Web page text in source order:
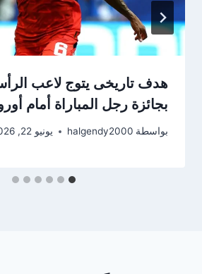
هدف تاريخى يتوج لاعب
بجائزة رجل المباراة أمام
بواسطة halgendy2000 يونيو 22, 2026